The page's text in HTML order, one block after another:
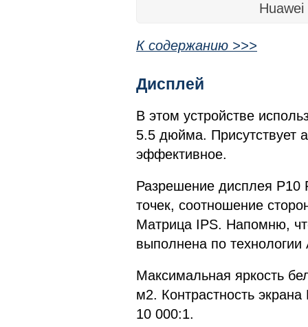
К содержанию >>>
Дисплей
В этом устройстве
5.5 дюйма. Присутствует
эффективное.
Разрешение дисплея P10
точек, соотношение
Матрица IPS. Напомню,
выполнена по технологии
Максимальная яркость
м2. Контрастность
10 000:1.